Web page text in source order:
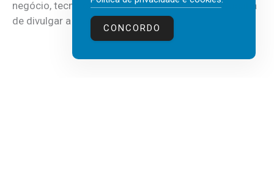
negócio, tecnologia e inteligência artificial (IA), acaba
de divulgar a mais recente...
CONCORDO